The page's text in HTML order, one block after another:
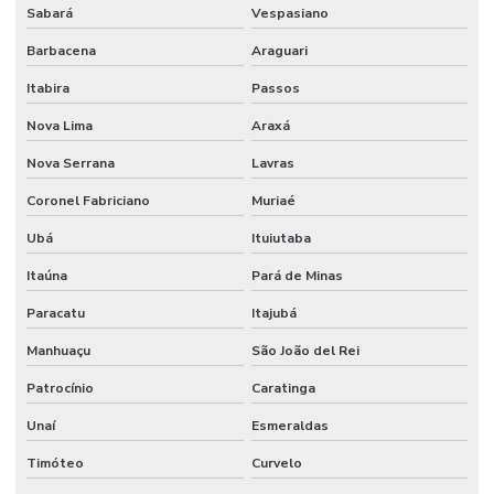
Sistema de detecção e alarme de incêndio sem fio
Sistema de detecção e alarme de incêndio wireless
Sistema detecção de incêndio
Sistema de hidrantes para combate a incêndio
Sistema de hidrantes contra incêndios
Sistema de hidrantes e sprinklers
Sistema de iluminação de emergência
Sistema contra incêndio bombas
Sistema de incêndio empresa
Sistema de incêndio endereçável
Sabará Vespasiano
Barbacena Araguari
Itabira Passos
Nova Lima Araxá
Nova Serrana Lavras
Coronel Fabriciano Muriaé
Ubá Ituiutaba
Itaúna Pará de Minas
Paracatu Itajubá
Manhuaçu São João del Rei
Patrocínio Caratinga
Unaí Esmeraldas
Timóteo Curvelo